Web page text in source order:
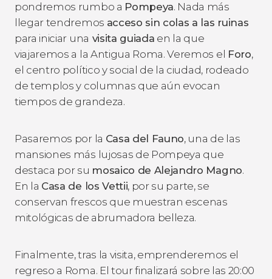
pondremos rumbo a Pompeya. Nada más
llegar tendremos acceso sin colas a las ruinas
para iniciar una visita guiada en la que
viajaremos a la Antigua Roma. Veremos el Foro,
el centro político y social de la ciudad, rodeado
de templos y columnas que aún evocan
tiempos de grandeza.
Pasaremos por la Casa del Fauno, una de las
mansiones más lujosas de Pompeya que
destaca por su mosaico de Alejandro Magno.
En la Casa de los Vettii, por su parte, se
conservan frescos que muestran escenas
mitológicas de abrumadora belleza.
Finalmente, tras la visita, emprenderemos el
regreso a Roma. El tour finalizará sobre las 20:00